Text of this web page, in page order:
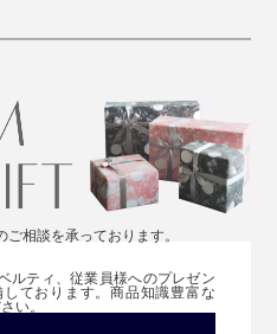
相談を承っております。
ルティ、従業員様へのプレゼン
ております。商品知識豊富な
い。